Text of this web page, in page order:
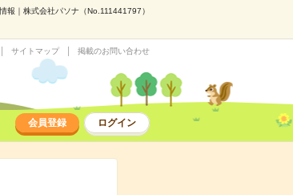
報｜株式会社パソナ（No.111441797）
サイトマップ 掲載のお問い合わせ
会員登録 ログイン